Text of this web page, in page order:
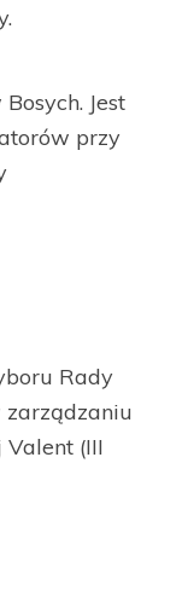
Jest
przy
Rady
Valent (III